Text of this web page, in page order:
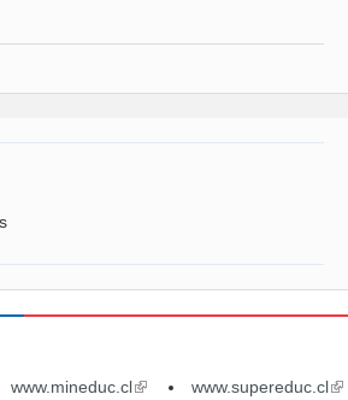
www.mineduc.cl(link
www.supereduc.cl